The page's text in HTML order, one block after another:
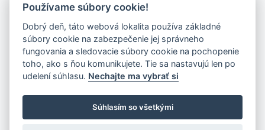
Made with Lemonbee.sk
© 2026 Moyom, s. r. o. Všetky práva
Používame súbory cookie!
Dobrý deň, táto webová lokalita používa základné
súbory cookie na zabezpečenie jej správneho
fungovania a sledovacie súbory cookie na pochopenie
toho, ako s ňou komunikujete. Tie sa nastavujú len po
udelení súhlasu. Nechajte ma vybrať si
Súhlasím so všetkými